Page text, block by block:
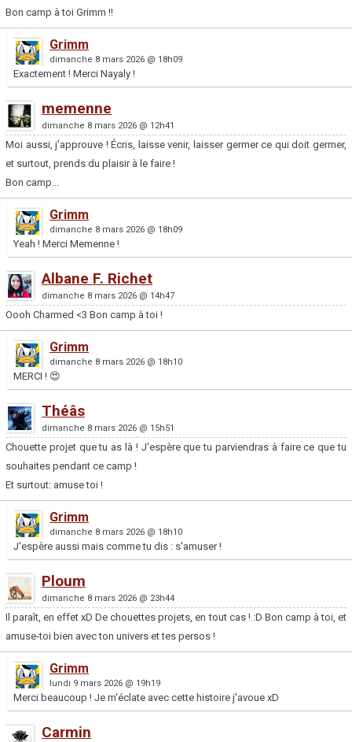
Bon camp à toi Grimm !!
Grimm
dimanche 8 mars 2026 @ 18h09
Exactement ! Merci Nayaly !
memenne
dimanche 8 mars 2026 @ 12h41
Moi aussi, j'approuve ! Écris, laisse venir, laisser germer ce qui doit germer,
et surtout, prends du plaisir à le faire !
Bon camp...
Grimm
dimanche 8 mars 2026 @ 18h09
Yeah ! Merci Memenne !
Albane F. Richet
dimanche 8 mars 2026 @ 14h47
Oooh Charmed <3 Bon camp à toi !
Grimm
dimanche 8 mars 2026 @ 18h10
MERCI ! 😍
Théâs
dimanche 8 mars 2026 @ 15h51
Chouette projet que tu as là ! J'espère que tu parviendras à faire ce que tu
souhaites pendant ce camp !
Et surtout: amuse toi !
Grimm
dimanche 8 mars 2026 @ 18h10
J'espère aussi mais comme tu dis : s'amuser !
Ploum
dimanche 8 mars 2026 @ 23h44
Il paraît, en effet xD De chouettes projets, en tout cas ! :D Bon camp à toi, et
amuse-toi bien avec ton univers et tes persos !
Grimm
lundi 9 mars 2026 @ 19h19
Merci beaucoup ! Je m'éclate avec cette histoire j'avoue xD
Carmin